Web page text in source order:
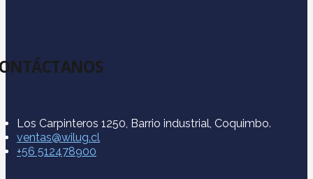
Los Carpinteros 1250, Barrio industrial, Coquimbo.
ventas@wilug.cl
‪+56 512478900‬